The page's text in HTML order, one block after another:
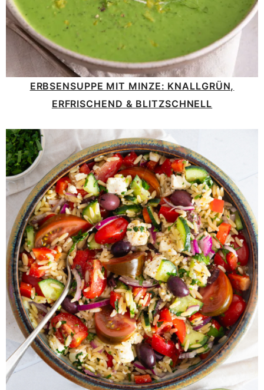
ERBSENSUPPE MIT MINZE: KNALLGRÜN,
ERFRISCHEND & BLITZSCHNELL